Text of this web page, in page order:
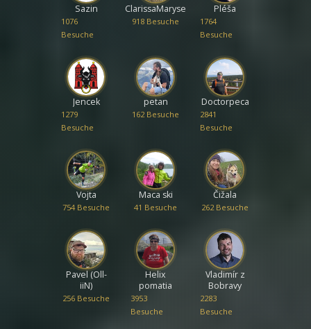
Sazin
1076
Besuche
ClarissaMaryse
918 Besuche
Pléša
1764
Besuche
Jencek
1279
Besuche
petan
162 Besuche
Doctorpeca
2841
Besuche
Vojta
754 Besuche
Maca ski
41 Besuche
Čižala
262 Besuche
Pavel (Oll-
iiN)
256 Besuche
Helix
pomatia
3953
Besuche
Vladimír z
Bobravy
2283
Besuche